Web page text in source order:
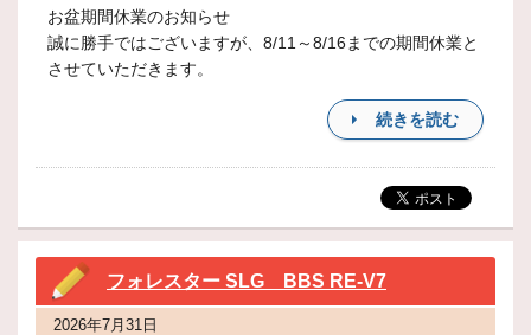
お盆期間休業のお知らせ
誠に勝手ではございますが、8/11～8/16までの期間休業と
させていただきます。
続きを読む
フォレスター SLG BBS RE-V7
2026年7月31日